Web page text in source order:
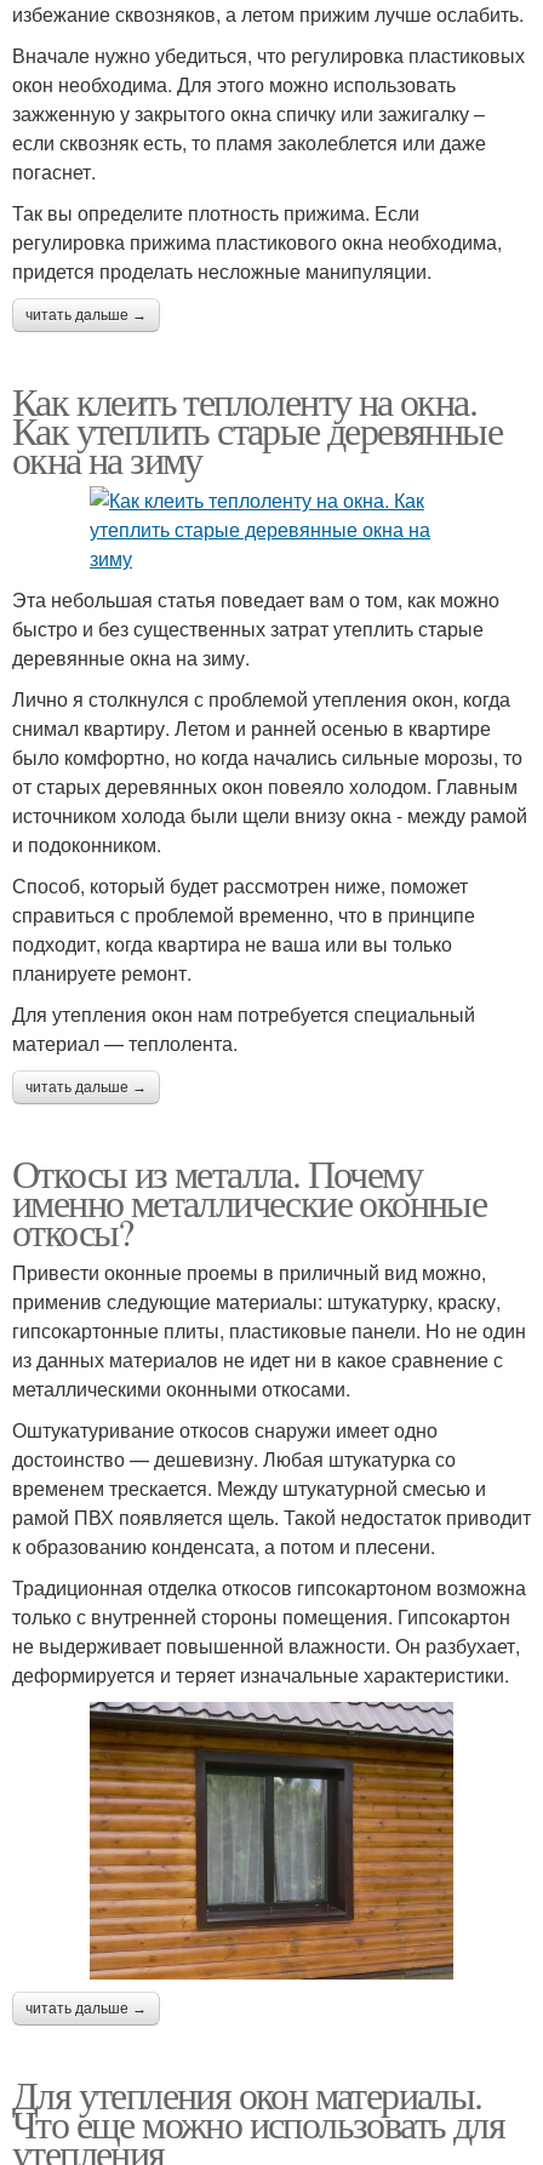
избежание сквозняков, а летом прижим лучше ослабить.
Вначале нужно убедиться, что регулировка пластиковых
окон необходима. Для этого можно использовать
зажженную у закрытого окна спичку или зажигалку –
если сквозняк есть, то пламя заколеблется или даже
погаснет.
Так вы определите плотность прижима. Если
регулировка прижима пластикового окна необходима,
придется проделать несложные манипуляции.
читать дальше →
Как клеить теплоленту на окна.
Как утеплить старые деревянные
окна на зиму
Эта небольшая статья поведает вам о том, как можно
быстро и без существенных затрат утеплить старые
деревянные окна на зиму.
Лично я столкнулся с проблемой утепления окон, когда
снимал квартиру. Летом и ранней осенью в квартире
было комфортно, но когда начались сильные морозы, то
от старых деревянных окон повеяло холодом. Главным
источником холода были щели внизу окна - между рамой
и подоконником.
Способ, который будет рассмотрен ниже, поможет
справиться с проблемой временно, что в принципе
подходит, когда квартира не ваша или вы только
планируете ремонт.
Для утепления окон нам потребуется специальный
материал — теплолента.
читать дальше →
Откосы из металла. Почему
именно металлические оконные
откосы?
Привести оконные проемы в приличный вид можно,
применив следующие материалы: штукатурку, краску,
гипсокартонные плиты, пластиковые панели. Но не один
из данных материалов не идет ни в какое сравнение с
металлическими оконными откосами.
Оштукатуривание откосов снаружи имеет одно
достоинство — дешевизну. Любая штукатурка со
временем трескается. Между штукатурной смесью и
рамой ПВХ появляется щель. Такой недостаток приводит
к образованию конденсата, а потом и плесени.
Традиционная отделка откосов гипсокартоном возможна
только с внутренней стороны помещения. Гипсокартон
не выдерживает повышенной влажности. Он разбухает,
деформируется и теряет изначальные характеристики.
читать дальше →
Для утепления окон материалы.
Что еще можно использовать для
утепления